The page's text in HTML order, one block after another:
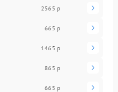
2565 р
665 р
1465 р
865 р
665 р